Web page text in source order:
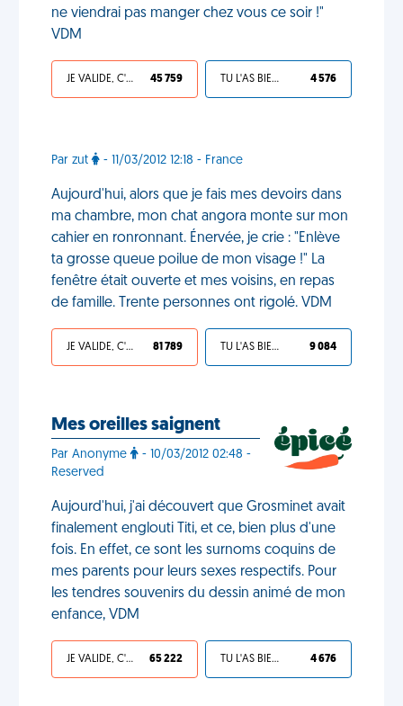
ne viendrai pas manger chez vous ce soir !"
VDM
JE VALIDE, C'EST UNE VDM 45 759 TU L'AS BIEN MÉRITÉ 4 576
Par zut - 11/03/2012 12:18 - France
Aujourd'hui, alors que je fais mes devoirs dans
ma chambre, mon chat angora monte sur mon
cahier en ronronnant. Énervée, je crie : "Enlève
ta grosse queue poilue de mon visage !" La
fenêtre était ouverte et mes voisins, en repas
de famille. Trente personnes ont rigolé. VDM
JE VALIDE, C'EST UNE VDM 81 789 TU L'AS BIEN MÉRITÉ 9 084
Mes oreilles saignent
Par Anonyme
- 10/03/2012 02:48 -
Reserved
Aujourd'hui, j'ai découvert que Grosminet avait
finalement englouti Titi, et ce, bien plus d'une
fois. En effet, ce sont les surnoms coquins de
mes parents pour leurs sexes respectifs. Pour
les tendres souvenirs du dessin animé de mon
enfance, VDM
JE VALIDE, C'EST UNE VDM 65 222 TU L'AS BIEN MÉRITÉ 4 676